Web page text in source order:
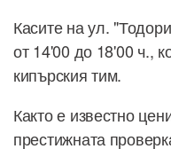
Касите на ул.
от 14'00 до 18'00 ч.,
кипърския тим.
Както е известно
престижната